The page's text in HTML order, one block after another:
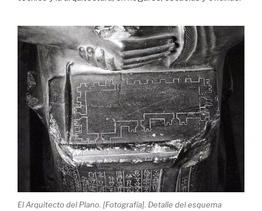
El Arquitecto del Plano. [Fotografía]. Detalle del esquema